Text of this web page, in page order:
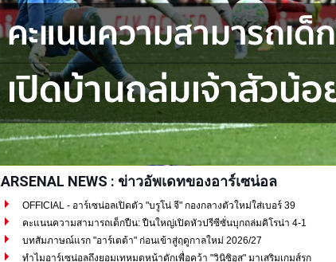
ARSENAL NEWS : ข่าวอัพเดทของอาร์เซน่อล
OFFICIAL - อาร์เซน่อลเปิดตัว "บรูโน่ จี" กองกลางตัวใหม่ใส่เบอร์ 39
คะแนนความสามารถเด็กปืน: ปืนใหญ่เปิดหัวปรีซีซั่นบุกถล่มคิโรน่า 4-1
บทสัมภาษณ์แรก "อาร์เตต้า" ก่อนเข้าสู่ฤดูกาลใหม่ 2026/27
ทำไมอาร์เซน่อลถึงยอมเทหมดหน้าตักเพื่อคว้า "วินิซิอุส" มาเสริมเกมส์รุก